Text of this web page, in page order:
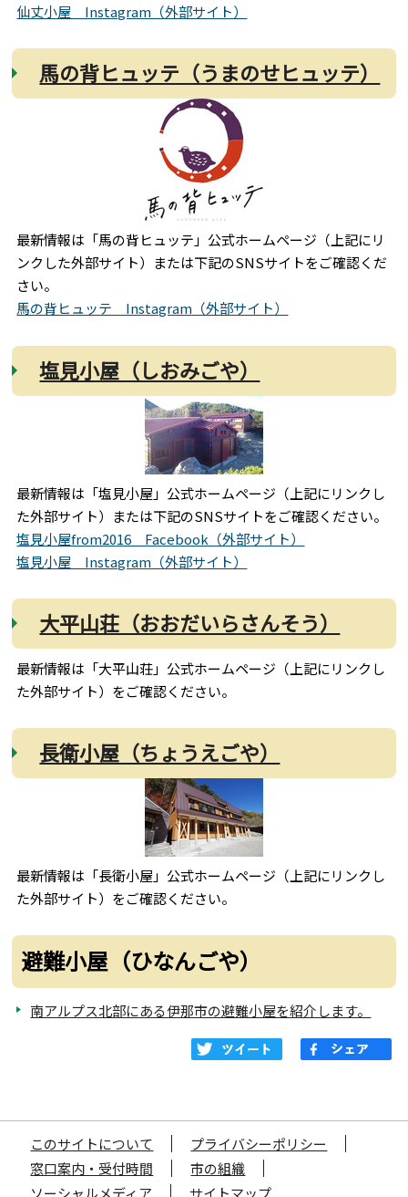
仙丈小屋 Instagram（外部サイト）
馬の背ヒュッテ（うまのせヒュッテ）
最新情報は「馬の背ヒュッテ」公式ホームページ（上記にリ
ンクした外部サイト）または下記のSNSサイトをご確認くだ
さい。
馬の背ヒュッテ Instagram（外部サイト）
塩見小屋（しおみごや）
最新情報は「塩見小屋」公式ホームページ（上記にリンクし
た外部サイト）または下記のSNSサイトをご確認ください。
塩見小屋from2016 Facebook（外部サイト）
塩見小屋 Instagram（外部サイト）
大平山荘（おおだいらさんそう）
最新情報は「大平山荘」公式ホームページ（上記にリンクし
た外部サイト）をご確認ください。
長衛小屋（ちょうえごや）
最新情報は「長衛小屋」公式ホームページ（上記にリンクし
た外部サイト）をご確認ください。
避難小屋（ひなんごや）
南アルプス北部にある伊那市の避難小屋を紹介します。
このサイトについて
プライバシーポリシー
窓口案内・受付時間
市の組織
ソーシャルメディア
サイトマップ